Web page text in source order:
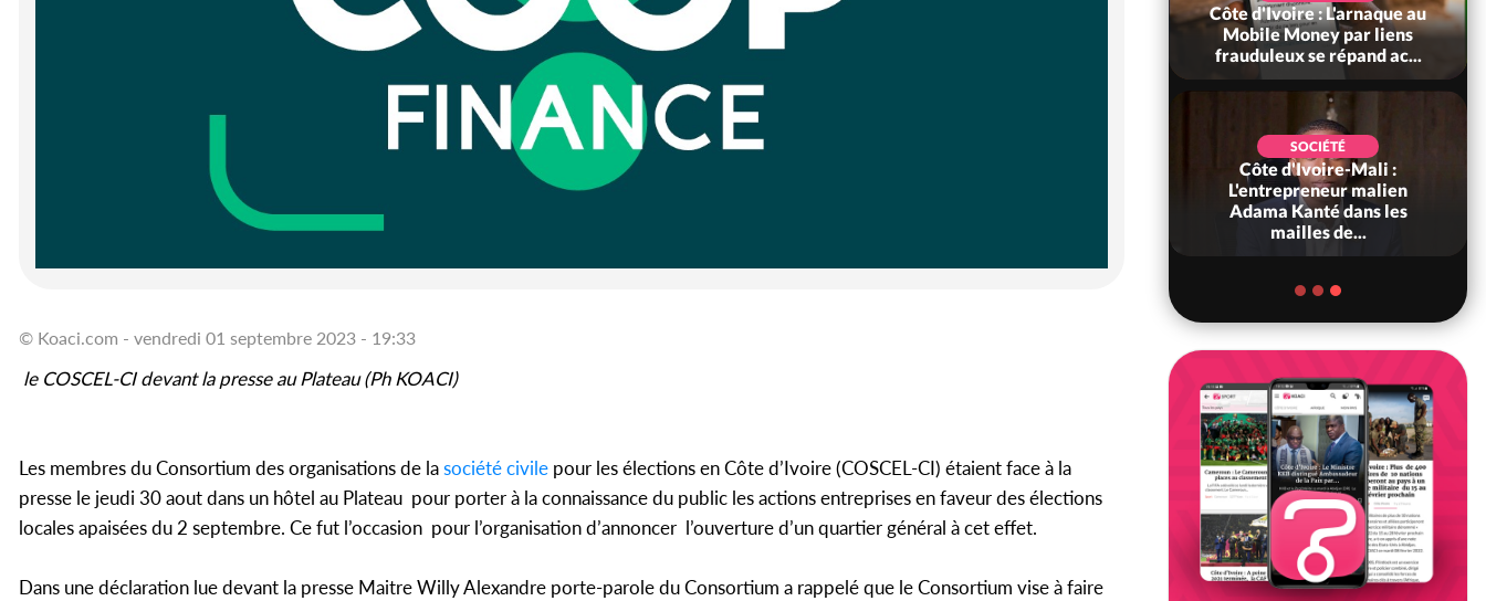
© Koaci.com - vendredi 01 septembre 2023 - 19:33
le COSCEL-CI devant la presse au Plateau (Ph KOACI)
Les membres du Consortium des organisations de lasociété civile pour les élections en Côte d’Ivoire (COSCEL-CI) étaient face à la
presse le jeudi 30 aout dans un hôtel au Plateau pour porter à la connaissance du public les actions entreprises en faveur des élections
locales apaisées du 2 septembre. Ce fut l’occasion pour l’organisation d’annoncer l’ouverture d’un quartier général à cet effet.
Dans une déclaration lue devant la presse Maitre Willy Alexandre porte-parole du Consortium a rappelé que le Consortium vise à faire
Côte d'Ivoire : Diplomatie,
Abidjan consolide ses
partenariats avec New Del...
Côte d'Ivoire : L'arnaque au
Mobile Money par liens
frauduleux se répand ac...
SOCIÉTÉ
Côte d'Ivoire-Mali :
L'entrepreneur malien
Adama Kanté dans les
mailles de...